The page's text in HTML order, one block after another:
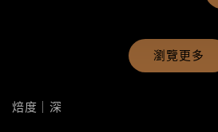
瀏覽更多
焙度｜深